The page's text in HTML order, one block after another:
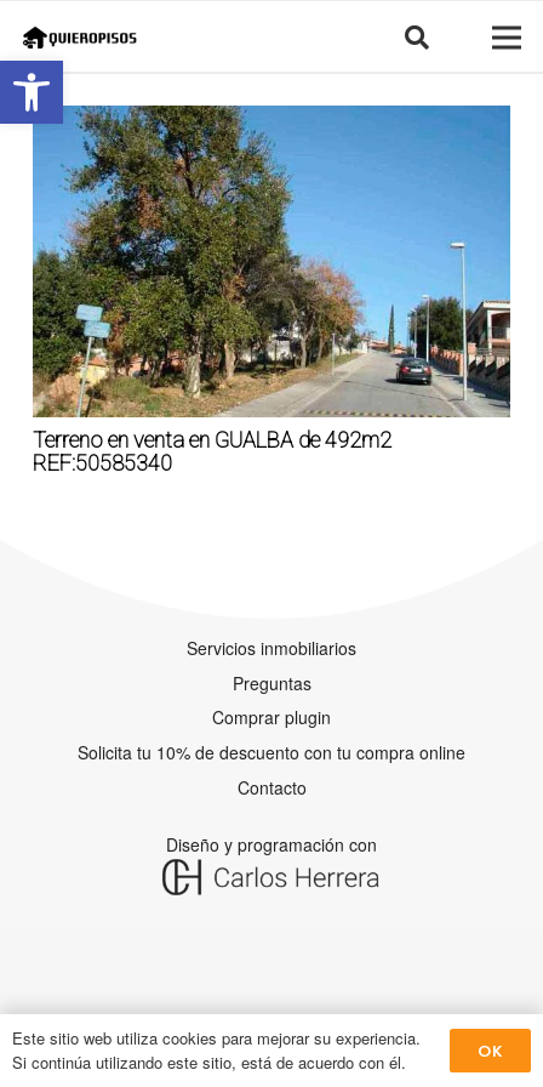
Abrir barra de herramientas
Terreno en venta en GUALBA de 492m2
REF:50585340
Servicios inmobiliarios
Preguntas
Comprar plugin
Solicita tu 10% de descuento con tu compra online
Contacto
Diseño y programación con
Este sitio web utiliza cookies para mejorar su experiencia.
Si continúa utilizando este sitio, está de acuerdo con él.
OK